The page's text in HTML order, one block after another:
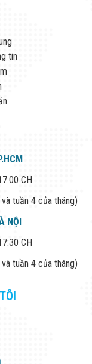
tin
CH
tuần 4 của tháng)
NỘI
CH
tuần 4 của tháng)